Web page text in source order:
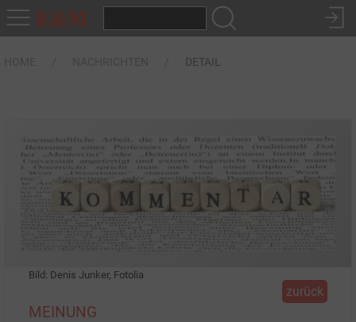
DETAIL
Bild: Denis Junker, Fotolia
zurück
MEINUNG